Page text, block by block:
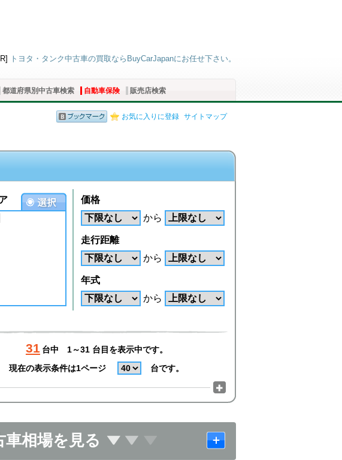
トヨタ・タンク中古車の買取ならBuyCarJapanにお任せ下さい。
都道府県別中古車検索 自動車保険 販売店検索
お気に入りに登録 サイトマップ
価格
から
走行距離
から
年式
から
31 台中
1～31 台目を表示中です。
現在の表示条件は1ページ
台です。
相場を見る